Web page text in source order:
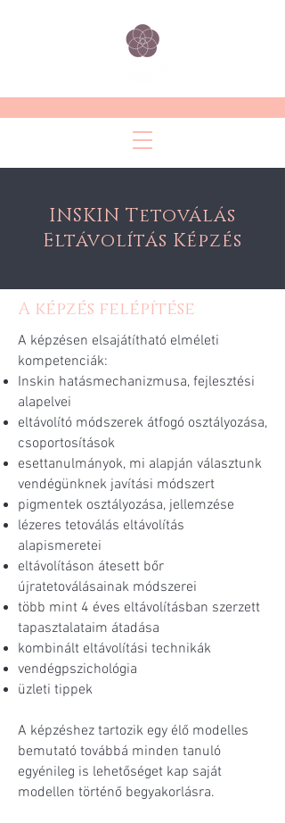
INSKIN Tetoválás
Eltávolítás Képzés
A képzés felépítése
A képzésen elsajátítható elméleti
kompetenciák:
Inskin hatásmechanizmusa, fejlesztési
alapelvei
eltávolító módszerek átfogó osztályozása,
csoportosítások
esettanulmányok, mi alapján választunk
vendégünknek javítási módszert
pigmentek osztályozása, jellemzése
lézeres tetoválás eltávolítás
alapismeretei
eltávolításon átesett bőr
újratetoválásainak módszerei
több mint 4 éves eltávolításban szerzett
tapasztalataim átadása
kombinált eltávolítási technikák
vendégpszichológia
üzleti tippek
A képzéshez tartozik egy élő modelles
bemutató továbbá minden tanuló
egyénileg is lehetőséget kap saját
modellen történő begyakorlásra.